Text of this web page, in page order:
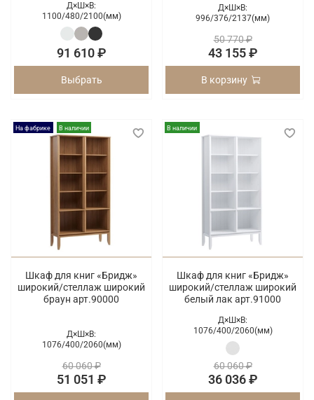
Д×Ш×В:
1100/480/2100(мм)
91 610 ₽
Выбрать
Д×Ш×В:
996/376/2137(мм)
50 770 ₽
43 155 ₽
В корзину
На фабрике В наличии
Шкаф для книг «Бридж»
широкий/стеллаж широкий
браун арт.90000
Д×Ш×В:
1076/400/2060(мм)
60 060 ₽
51 051 ₽
В наличии
Шкаф для книг «Бридж»
широкий/стеллаж широкий
белый лак арт.91000
Д×Ш×В:
1076/400/2060(мм)
60 060 ₽
36 036 ₽